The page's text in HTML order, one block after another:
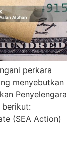
perkara
menyebutkan
Penyelengara
berikut:
(SEA Action)